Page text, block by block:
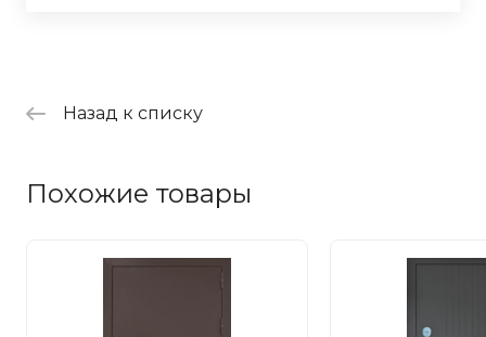
Назад к списку
Похожие товары